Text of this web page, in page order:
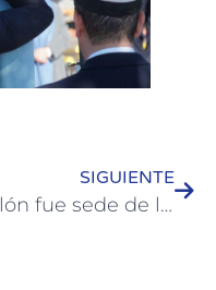
SIGUIENTE
Colón fue sede de la instancia departamental de los Juegos Entrerrianos 2026